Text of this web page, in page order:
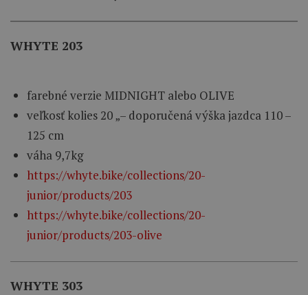
WHYTE 203
farebné verzie MIDNIGHT alebo OLIVE
veľkosť kolies 20„– doporučená výškajazdca 110–
125 cm
váha 9,7kg
https://whyte.bike/collections/20-
junior/products/203
https://whyte.bike/collections/20-
junior/products/203-olive
WHYTE 303